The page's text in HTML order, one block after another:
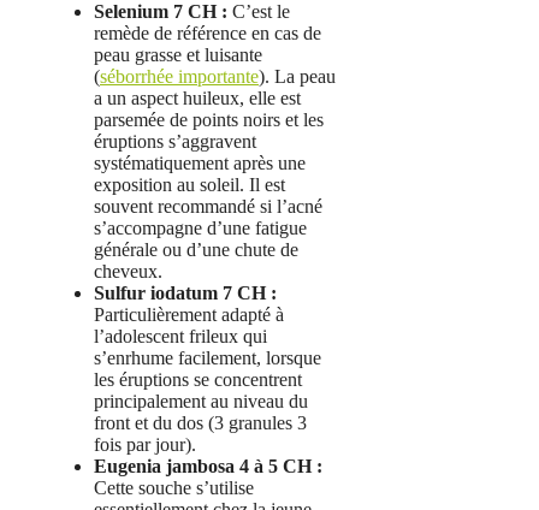
Selenium 7 CH : C’est le
remède de référence en cas de
peau grasse et luisante
(séborrhée importante). La peau
a un aspect huileux, elle est
parsemée de points noirs et les
éruptions s’aggravent
systématiquement après une
exposition au soleil. Il est
souvent recommandé si l’acné
s’accompagne d’une fatigue
générale ou d’une chute de
cheveux.
Sulfur iodatum 7 CH :
Particulièrement adapté à
l’adolescent frileux qui
s’enrhume facilement, lorsque
les éruptions se concentrent
principalement au niveau du
front et du dos (3 granules 3
fois par jour).
Eugenia jambosa 4 à 5 CH :
Cette souche s’utilise